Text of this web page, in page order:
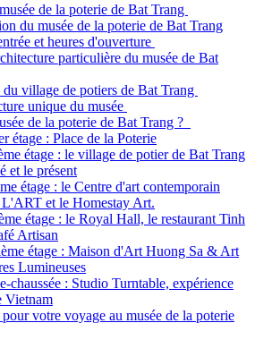
de la poterie de Bat Trang
du musée de la poterie de Bat Trang
et heures d'ouverture
particulière du musée de Bat
village de potiers de Bat Trang
unique du musée
de la poterie de Bat Trang ?
étage : Place de la Poterie
étage : le village de potier de Bat Trang
et le présent
étage : le Centre d'art contemporain
et le Homestay Art.
étage : le Royal Hall, le restaurant Tinh
Artisan
étage : Maison d'Art Huong Sa & Art
Lumineuses
chaussée : Studio Turntable, expérience
Vietnam
votre voyage au musée de la poterie